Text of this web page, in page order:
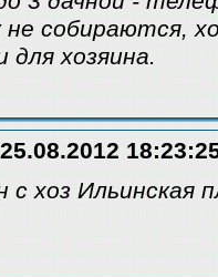
не собираются,
для хозяина.
с хоз Ильинская